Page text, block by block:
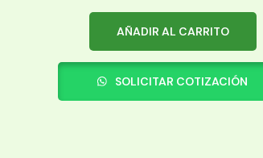
AÑADIR AL CARRITO
SOLICITAR COTIZACIÓN